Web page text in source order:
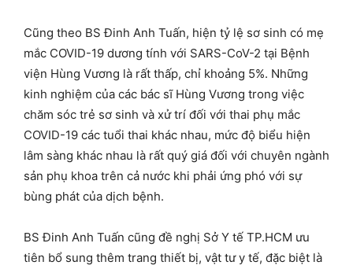
Cũng theo BS Đinh Anh Tuấn, hiện tỷ lệ sơ sinh có mẹ
mắc COVID-19 dương tính với SARS-CoV-2 tại Bệnh
viện Hùng Vương là rất thấp, chỉ khoảng 5%. Những
kinh nghiệm của các bác sĩ Hùng Vương trong việc
chăm sóc trẻ sơ sinh và xử trí đối với thai phụ mắc
COVID-19 các tuổi thai khác nhau, mức độ biểu hiện
lâm sàng khác nhau là rất quý giá đối với chuyên ngành
sản phụ khoa trên cả nước khi phải ứng phó với sự
bùng phát của dịch bệnh.
BS Đinh Anh Tuấn cũng đề nghị Sở Y tế TP.HCM ưu
tiên bổ sung thêm trang thiết bị, vật tư y tế, đặc biệt là